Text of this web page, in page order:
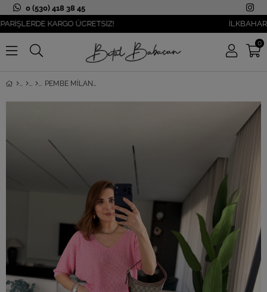
0 (530) 418 38 45
KARGO ÜCRETSİZ!
İLKBAHAR
0
PEMBE MILANO SOFT BASIC TRIKO